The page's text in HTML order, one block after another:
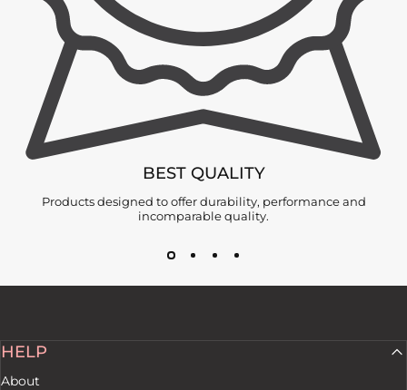
BEST QUALITY
Products designed to offer durability, performance and
incomparable quality.
HELP
About